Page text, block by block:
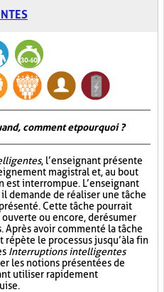
comment et pourquoi ?
, l’enseignant présente
magistral et, au bout
est interrompue. L’enseignant
demande de réaliser une tâche
Cette tâche pourrait
ou encore, de résumer
Après avoir commenté la tâche
répète le processus jusqu’à la fin
Interruptions intelligentes
les notions présentées de
utiliser rapidement